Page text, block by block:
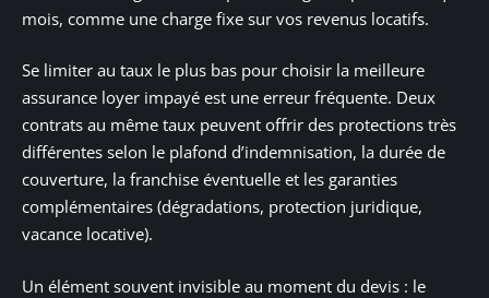
mois, comme une charge fixe sur vos revenus locatifs.
Se limiter au taux le plus bas pour choisir la meilleure
assurance loyer impayé est une erreur fréquente. Deux
contrats au même taux peuvent offrir des protections très
différentes selon le plafond d’indemnisation, la durée de
couverture, la franchise éventuelle et les garanties
complémentaires (dégradations, protection juridique,
vacance locative).
Un élément souvent invisible au moment du devis : le